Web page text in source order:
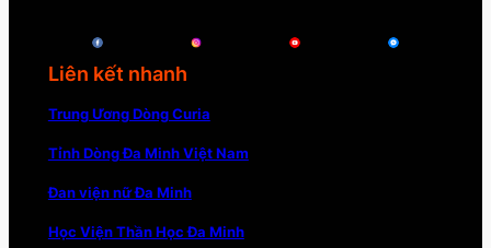
Liên kết nhanh
Trung Ương Dòng Curia
Tỉnh Dòng Đa Minh Việt Nam
Đan viện nữ Đa Minh
Học Viện Thần Học Đa Minh